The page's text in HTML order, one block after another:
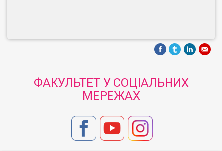
ФАКУЛЬТЕТ У СОЦІАЛЬНИХ
МЕРЕЖАХ